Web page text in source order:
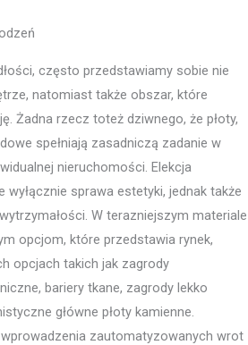
często przedstawiamy sobie nie
natomiast także obszar, które
Żadna rzecz toteż dziwnego, że płoty,
spełniają zasadniczą zadanie w
nieruchomości. Elekcja
wyłącznie sprawa estetyki, jednak także
W terazniejszym materiale
opcjom, które przedstawia rynek,
opcjach takich jak zagrody
bariery tkane, zagrody lekko
główne płoty kamienne.
zautomatyzowanych wrot